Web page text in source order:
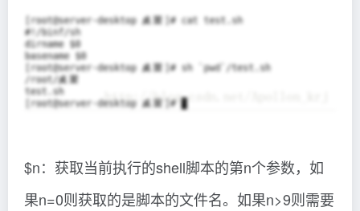
$n：获取当前执行的shell脚本的第n个参数，如
果n=0则获取的是脚本的文件名。如果n>9则需要